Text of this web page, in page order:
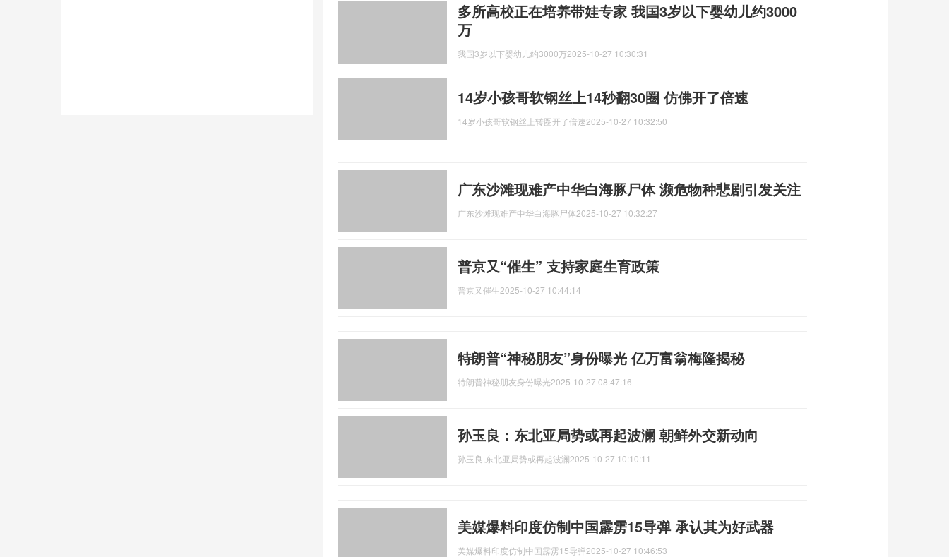
多所高校正在培养带娃专家 我国3岁以下婴幼儿约3000
万
我国3岁以下婴幼儿约3000万2025-10-27 10:30:31
14岁小孩哥软钢丝上14秒翻30圈 仿佛开了倍速
14岁小孩哥软钢丝上转圈开了倍速2025-10-27 10:32:50
广东沙滩现难产中华白海豚尸体 濒危物种悲剧引发关注
广东沙滩现难产中华白海豚尸体2025-10-27 10:32:27
普京又“催生” 支持家庭生育政策
普京又催生2025-10-27 10:44:14
特朗普“神秘朋友”身份曝光 亿万富翁梅隆揭秘
特朗普神秘朋友身份曝光2025-10-27 08:47:16
孙玉良：东北亚局势或再起波澜 朝鲜外交新动向
孙玉良,东北亚局势或再起波澜2025-10-27 10:10:11
美媒爆料印度仿制中国霹雳15导弹 承认其为好武器
美媒爆料印度仿制中国霹雳15导弹2025-10-27 10:46:53